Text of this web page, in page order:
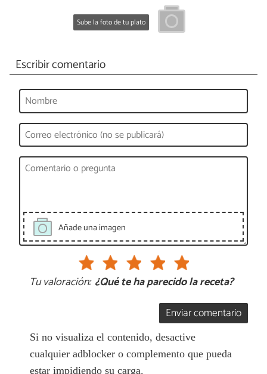
Sube la foto de tu plato
Escribir comentario
Añade una imagen
Tu valoración: ¿Qué te ha parecido la receta?
Enviar comentario
Si no visualiza el contenido, desactive
cualquier adblocker o complemento que pueda
estar impidiendo su carga.